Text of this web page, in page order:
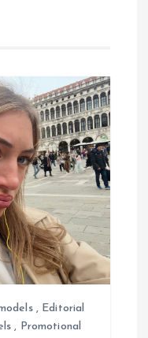
, Editorial
, Promotional